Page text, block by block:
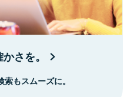
さを。
もスムーズに。